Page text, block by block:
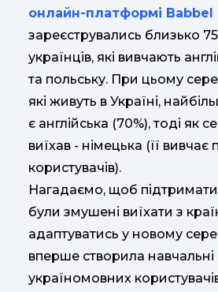
онлайн-платформі Babbel
зареєструвались близько
українців, які вивчають
та польську. При цьому
які живуть в Україні,
є англійська (70%), тоді як
виїхав - німецька (її вивчає
користувачів).
Нагадаємо, щоб підтримати
були змушені виїхати з
адаптуватись у новому
вперше створила навчальні
україномовних